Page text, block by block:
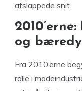
afslappede snit.
og
Fra 2010’erne
rolle i